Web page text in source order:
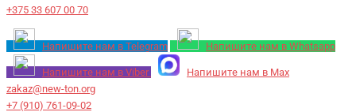
+375 33 607 00 70
Напишите нам в Telegram Напишите нам в Whatsapp
Напишите нам в Viber
Напишите нам в Max
zakaz@new-ton.org
+7 (910) 761-09-02